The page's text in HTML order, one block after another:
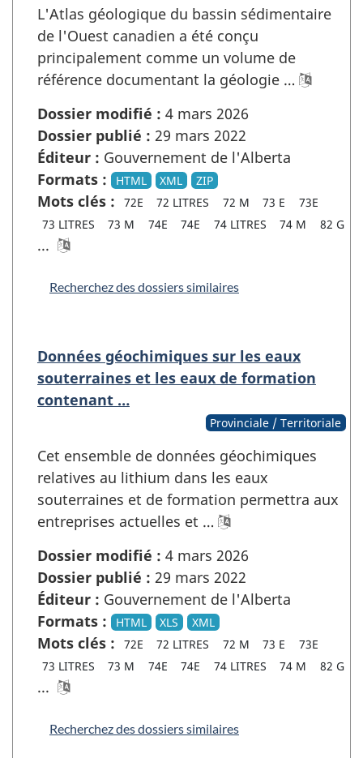
L'Atlas géologique du bassin sédimentaire
de l'Ouest canadien a été conçu
principalement comme un volume de
référence documentant la géologie …
Dossier modifié : 4 mars 2026
Dossier publié : 29 mars 2022
Éditeur : Gouvernement de l'Alberta
Formats :
HTML XML ZIP
Mots clés : 72E 72 LITRES 72 M 73 E
73E
73 LITRES
73 M 74E 74E 74 LITRES 74 M 82 G
...
Recherchez des dossiers similaires
Données géochimiques sur les eaux
souterraines et les eaux de formation
contenant …
Provinciale / Territoriale
Cet ensemble de données géochimiques
relatives au lithium dans les eaux
souterraines et de formation permettra aux
entreprises actuelles et …
Dossier modifié : 4 mars 2026
Dossier publié : 29 mars 2022
Éditeur : Gouvernement de l'Alberta
Formats :
HTML XLS XML
Mots clés : 72E 72 LITRES 72 M 73 E
73E
73 LITRES
73 M 74E 74E 74 LITRES 74 M 82 G
...
Recherchez des dossiers similaires